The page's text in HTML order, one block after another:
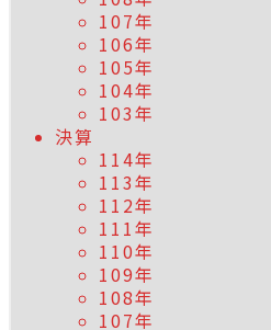
107年
106年
105年
104年
103年
決算
114年
113年
112年
111年
110年
109年
108年
107年